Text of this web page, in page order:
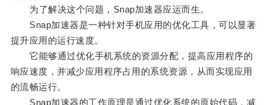
为了解决这个问题，Snap加速器应运而生。
Snap加速器是一种针对手机应用的优化工具，可以显著
提升应用的运行速度。
它能够通过优化手机系统的资源分配，提高应用程序的
响应速度，并减少应用程序占用的系统资源，从而实现应用
的流畅运行。
Snap加速器的工作原理是通过优化系统的原始代码，减